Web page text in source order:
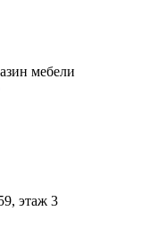
мебели
этаж 3